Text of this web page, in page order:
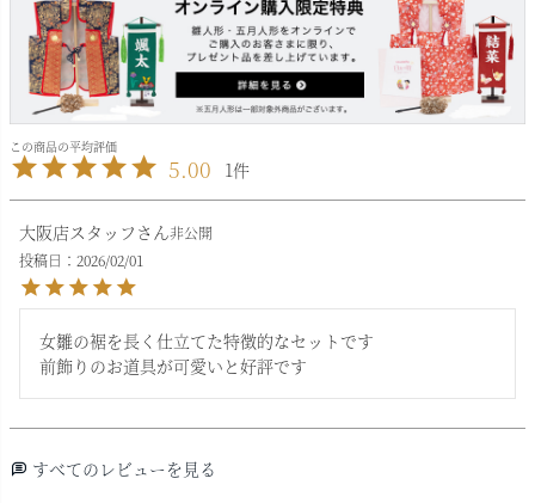
5.00 1
大阪店スタッフ
非公開
投稿日
2026/02/01
女雛の裾を長く仕立てた特徴的なセットです
前飾りのお道具が可愛いと好評です
すべてのレビューを見る